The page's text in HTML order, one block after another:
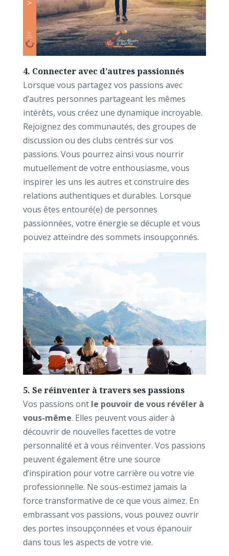
4. Connecter avec d’autres passionnés
Lorsque vous partagez vos passions avec
d’autres personnes partageant les mêmes
intérêts, vous créez une dynamique incroyable.
Rejoignez des communautés, des groupes de
discussion ou des clubs centrés sur vos
passions. Vous pourrez ainsi vous nourrir
mutuellement de votre enthousiasme, vous
inspirer les uns les autres et construire des
relations authentiques et durables. Lorsque
vous êtes entouré(e) de personnes
passionnées, votre énergie se décuple et vous
pouvez atteindre des sommets insoupçonnés.
5. Se réinventer à travers ses passions
Vos passions ont le pouvoir de vous révéler à
vous-même. Elles peuvent vous aider à
découvrir de nouvelles facettes de votre
personnalité et à vous réinventer. Vos passions
peuvent également être une source
d’inspiration pour votre carrière ou votre vie
professionnelle. Ne sous-estimez jamais la
force transformative de ce que vous aimez. En
embrassant vos passions, vous pouvez ouvrir
des portes insoupçonnées et vous épanouir
dans tous les aspects de votre vie.